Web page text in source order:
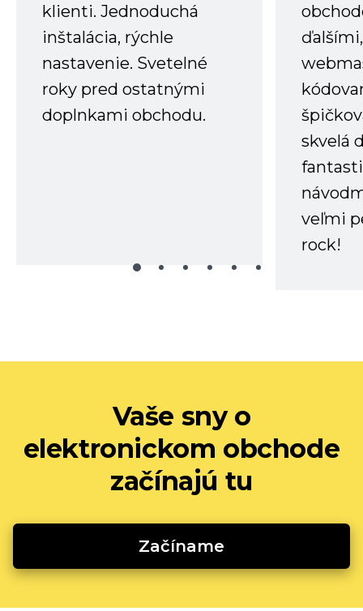
klienti. Jednoduchá
inštalácia, rýchle
nastavenie. Svetelné
roky pred ostatnými
doplnkami obchodu.
skvelá
veľmi
rock!
Vaše sny o
elektronickom obchode
začínajú tu
Začíname